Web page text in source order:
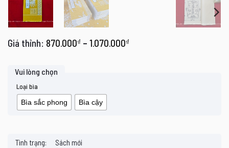
870.000₫ – 1.070.000₫
Loại bìa
Bìa sắc phong
Bìa cậy
Tình trạng:
Sách mới